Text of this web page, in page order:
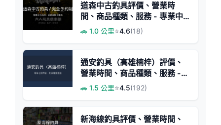
道森中古釣具評價、營業時
間、商品種類、服務 - 專業中
古釣具工作室
🚗 1.0 公里⭐4.6(18)
通安釣具（高雄楠梓）評價、
營業時間、商品種類、服務 -
專業釣竿與多樣釣具
🚗 1.5 公里⭐4.5(192)
新海線釣具評價、營業時間、